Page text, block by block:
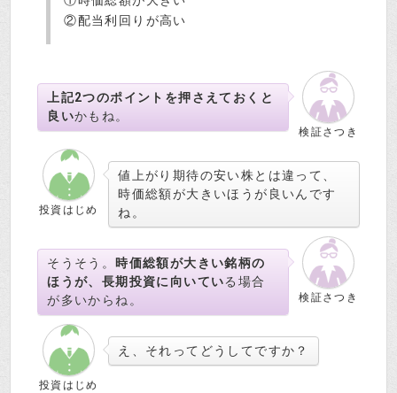
②配当利回りが高い
検証さつき
上記2つのポイントを押さえておくと
良いかもね。
投資はじめ
値上がり期待の安い株とは違って、
時価総額が大きいほうが良いんです
ね。
検証さつき
そうそう。 時価総額が大きい銘柄の
ほうが、長期投資に向いている場合
が多いからね。
投資はじめ
え、それってどうしてですか？